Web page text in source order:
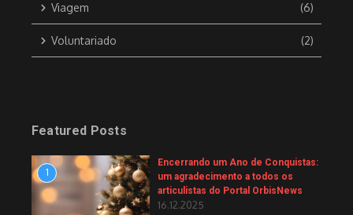
Viagem (6)
Voluntariado (2)
Featured Posts
1
Encerrando um Ano de Conquistas:
um agradecimento a todos os
articulistas do Portal OrbisNews
16.12.2025